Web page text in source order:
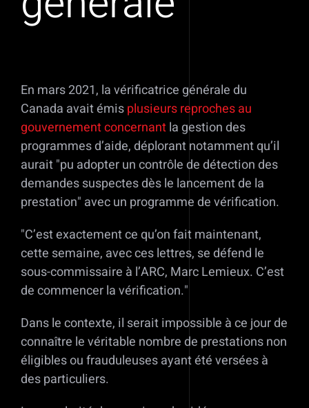
En mars 2021, la vérificatrice générale du
Canada avait émisplusieurs reproches au
gouvernement concernantla gestion des
programmes d’aide, déplorant notamment qu’il
aurait pu adopter un contrôle de détection des
demandes suspectes dès le lancement de la
prestation avec un programme de vérification.
C’est exactement ce qu’on fait maintenant,
cette semaine, avec ces lettres, se défend le
sous-commissaire à l’ARC, Marc Lemieux. C’est
de commencer la vérification.
Dans le contexte, il serait impossible à ce jour de
connaître le véritable nombre de prestations non
éligibles ou frauduleuses ayant été versées à
des particuliers.